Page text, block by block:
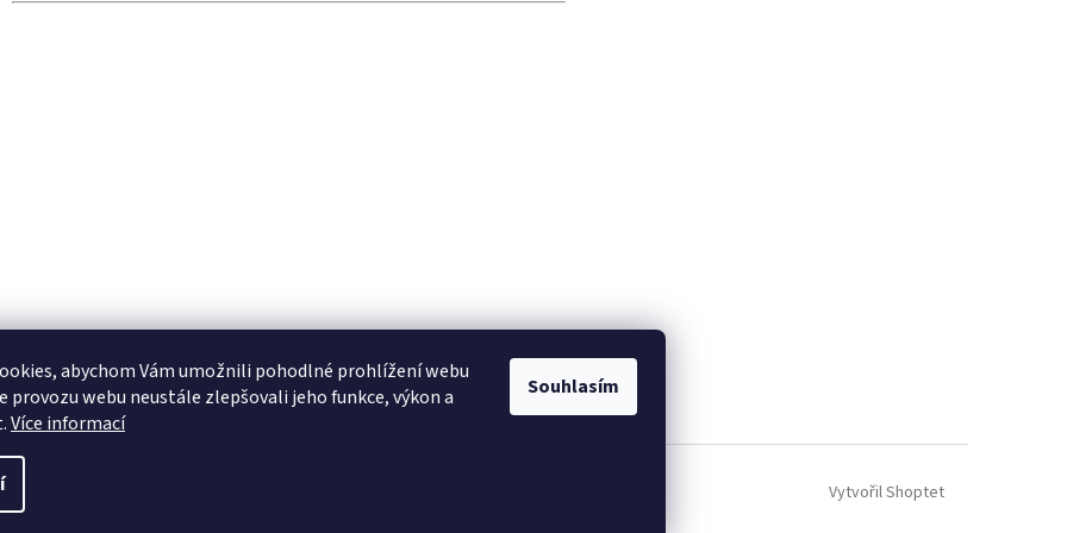
abychom Vám umožnili pohodlné prohlížení webu
provozu webu neustále zlepšovali jeho funkce, výkon a
Více informací
Souhlasím
Vytvořil Shoptet